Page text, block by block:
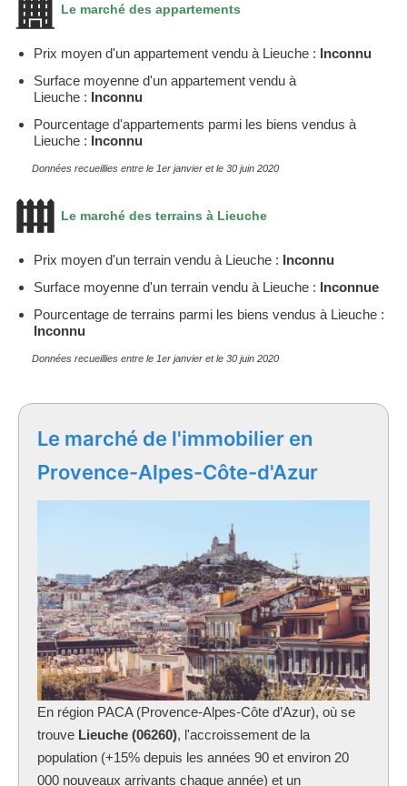
Le marché des appartements
Prix moyen d'un appartement vendu à Lieuche : Inconnu
Surface moyenne d'un appartement vendu à
Lieuche : Inconnu
Pourcentage d'appartements parmi les biens vendus à
Lieuche : Inconnu
Données recueillies entre le 1er janvier et le 30 juin 2020
Le marché des terrains à Lieuche
Prix moyen d'un terrain vendu à Lieuche : Inconnu
Surface moyenne d'un terrain vendu à Lieuche : Inconnue
Pourcentage de terrains parmi les biens vendus à Lieuche :
Inconnu
Données recueillies entre le 1er janvier et le 30 juin 2020
Le marché de l'immobilier en
Provence-Alpes-Côte-d'Azur
En région PACA (Provence-Alpes-Côte d’Azur), où se
trouve Lieuche (06260), l'accroissement de la
population (+15% depuis les années 90 et environ 20
000 nouveaux arrivants chaque année) et un